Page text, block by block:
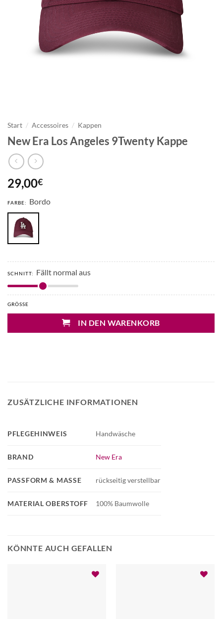
Start / Accessoires / Kappen
New Era Los Angeles 9Twenty Kappe
29,00€
FARBE: Bordo
SCHNITT: Fällt normal aus
GRÖSSE
IN DEN WARENKORB
ZUSÄTZLICHE INFORMATIONEN
MATERIAL OBERSTOFF 100% Baumwolle
PFLEGEHINWEIS Handwäsche
BRAND New Era
PASSFORM & MASSE rückseitig verstellbar
KÖNNTE AUCH GEFALLEN